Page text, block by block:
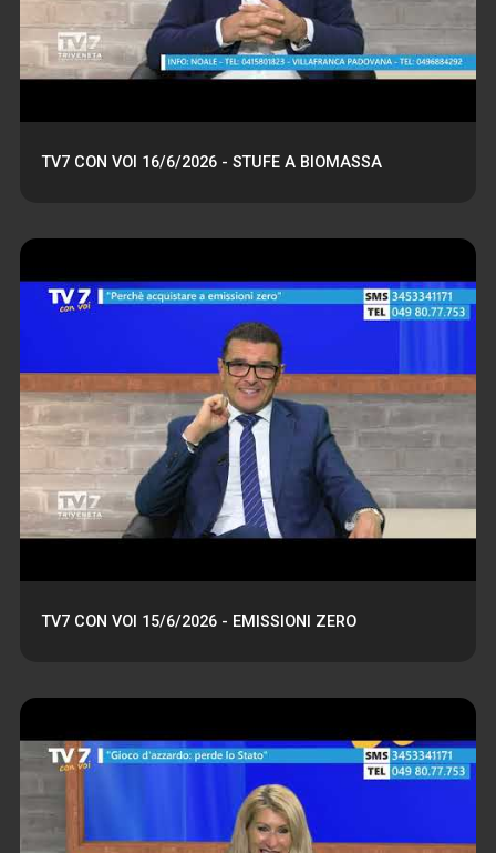
TV7 CON VOI 16/6/2026 - STUFE A BIOMASSA
TV7 CON VOI 15/6/2026 - EMISSIONI ZERO